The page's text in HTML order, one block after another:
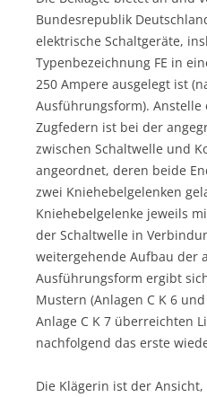
Bundesrepublik
elektrische Schaltgeräte,
Typenbezeichnung FE in
250 Ampere ausgelegt ist
Ausführungsform). Anstelle
Zugfedern ist bei der
zwischen Schaltwelle und
angeordnet, deren beide
zwei Kniehebelgelenken
Kniehebelgelenke jeweils
der Schaltwelle in
weitergehende Aufbau der
Ausführungsform ergibt
Mustern (Anlagen C K 6
Anlage C K 7 überreichten
nachfolgend das erste
Die Klägerin ist der